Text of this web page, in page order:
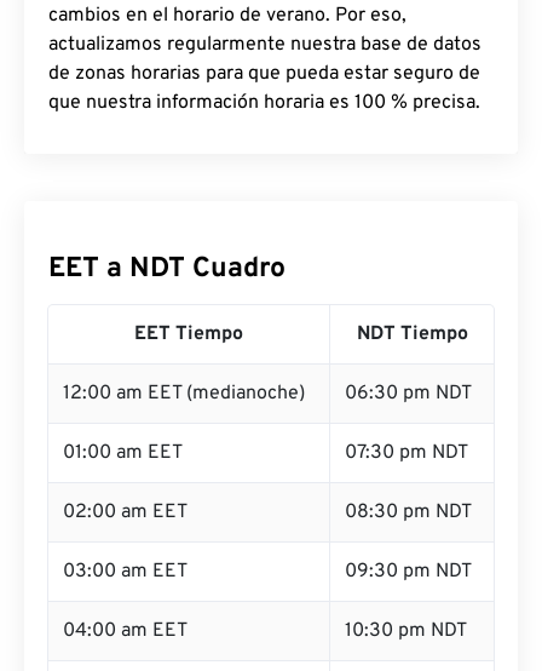
cambios en el horario de verano. Por eso,
actualizamos regularmente nuestra base de datos
de zonas horarias para que pueda estar seguro de
que nuestra información horaria es 100 % precisa.
EET a NDT Cuadro
EET Tiempo NDT Tiempo
12:00 am EET (medianoche) 06:30 pm NDT
01:00 am EET 07:30 pm NDT
02:00 am EET 08:30 pm NDT
03:00 am EET 09:30 pm NDT
04:00 am EET 10:30 pm NDT